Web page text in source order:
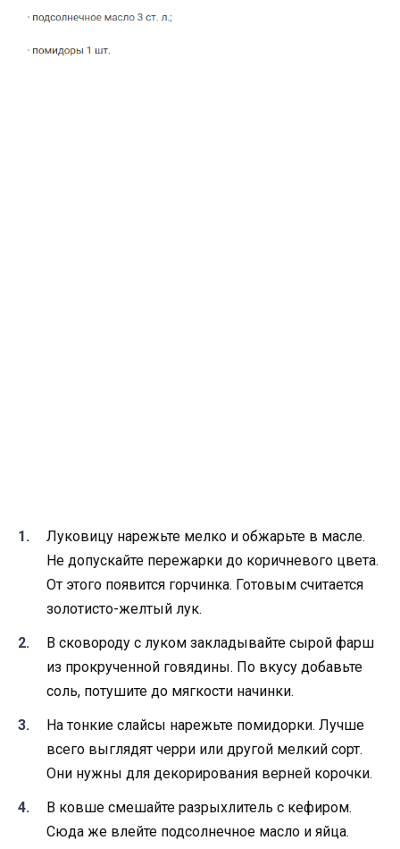
Луковицу нарежьте мелко и обжарьте в масле.
Не допускайте пережарки до коричневого цвета.
От этого появится горчинка. Готовым считается
золотисто-желтый лук.
В сковороду с луком закладывайте сырой фарш
из прокрученной говядины. По вкусу добавьте
соль, потушите до мягкости начинки.
На тонкие слайсы нарежьте помидорки. Лучше
всего выглядят черри или другой мелкий сорт.
Они нужны для декорирования верней корочки.
В ковше смешайте разрыхлитель с кефиром.
Сюда же влейте подсолнечное масло и яйца.